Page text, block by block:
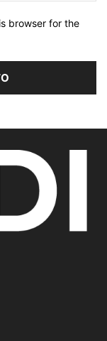
browser for the